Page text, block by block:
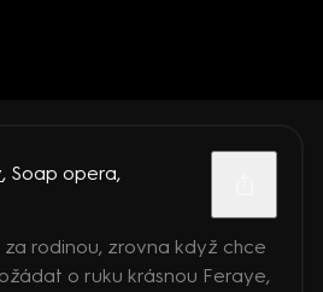
, Soap opera,
rodinou, zrovna když chce
o ruku krásnou Feraye,